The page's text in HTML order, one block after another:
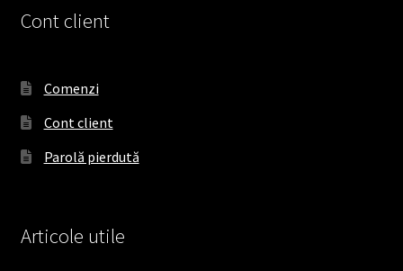
b
k
t
a
a
m
Cont client
Comenzi
Cont client
Parolă pierdută
Articole utile